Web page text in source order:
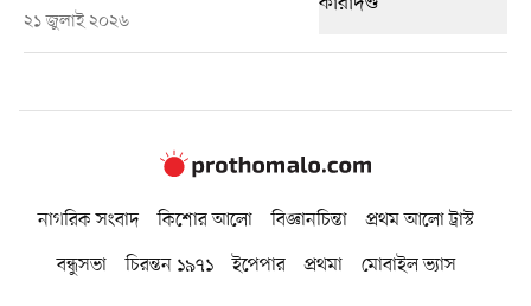
২১ জুলাই ২০২৬
নাগরিক সংবাদ কিশোর আলো বিজ্ঞানচিন্তা
প্রথম আলো ট্রাস্ট
বন্ধুসভা
চিরন্তন ১৯৭১ ইপেপার প্রথমা মোবাইল ভ্যাস